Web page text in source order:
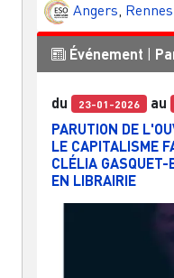
Angers, Rennes
Événement
du 23-01-2026 au
PARUTION DE
LE CAPITALISME
CLÉLIA GASQUET-
EN LIBRAIRIE